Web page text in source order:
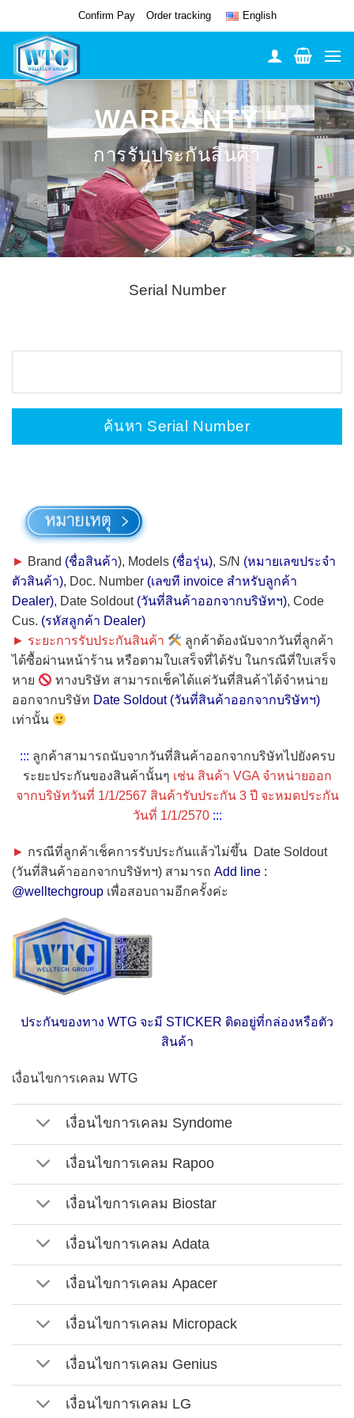
to
content
Confirm Pay Order tracking English
WARRANTY
การรับประกันสินค้า
Serial Number
ค้นหา Serial Number
► Brand (ชื่อสินค้า), Models (ชื่อรุ่น), S/N (หมายเลขประจำ
ตัวสินค้า), Doc. Number (เลขที invoice สำหรับลูกค้า
Dealer), Date Soldout (วันที่สินค้าออกจากบริษัทฯ), Code
Cus. (รหัสลูกค้า Dealer)
► ระยะการรับประกันสินค้า
ลูกค้าต้องนับจากวันที่ลูกค้า
ได้ซื้อผ่านหน้าร้าน หรือตามใบเสร็จที่ได้รับ ในกรณีที่ใบเสร็จ
หาย
ทางบริษัท สามารถเช็คได้แค่วันที่สินค้าได้จำหน่าย
ออกจากบริษัท Date Soldout (วันที่สินค้าออกจากบริษัทฯ)
เท่านั้น
::: ลูกค้าสามารถนับจากวันที่สินค้าออกจากบริษัทไปยังครบ
ระยะประกันของสินค้านั้นๆ เช่น สินค้า VGA จำหน่ายออก
จากบริษัทวันที่ 1/1/2567 สินค้ารับประกัน 3 ปี จะหมดประกัน
วันที่ 1/1/2570 :::
► กรณีที่ลูกค้าเช็คการรับประกันแล้วไม่ขึ้น Date Soldout
(วันที่สินค้าออกจากบริษัทฯ) สามารถ Add line :
@welltechgroup เพื่อสอบถามอีกครั้งค่ะ
ประกันของทาง WTG จะมี STICKER ติดอยู่ที่กล่องหรือตัว
สินค้า
เงื่อนไขการเคลม WTG
เงื่อนไขการเคลม Syndome
เงื่อนไขการเคลม Rapoo
เงื่อนไขการเคลม Biostar
เงื่อนไขการเคลม Adata
เงื่อนไขการเคลม Apacer
เงื่อนไขการเคลม Micropack
เงื่อนไขการเคลม Genius
เงื่อนไขการเคลม LG